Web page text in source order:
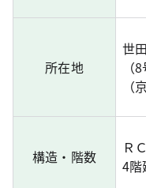
所在地
世
（
（
構造・階数
Ｒ
4階